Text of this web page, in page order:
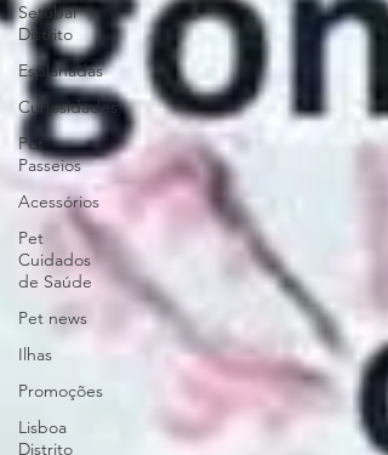
Setúbal
Distrito
Esplanadas
Curiosidades
Pet
Passeios
Acessórios
Pet
Cuidados
de Saúde
Pet news
Ilhas
Promoções
Lisboa
Distrito